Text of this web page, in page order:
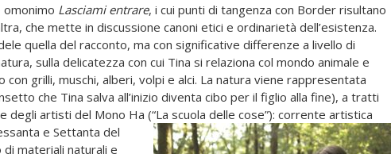
Lasciami entrare, i cui punti di tangenza con Border risultano
che mette in discussione canoni etici e ordinarietà dell’esistenza.
quella del racconto, ma con significative differenze a livello di
sulla delicatezza con cui Tina si relaziona col mondo animale e
grilli, muschi, alberi, volpi e alci. La natura viene rappresentata
che Tina salva all’inizio diventa cibo per il figlio alla fine), a tratti
degli artisti del Mono Ha (“La scuola delle cose”): corrente artistica
e Settanta del
materiali naturali e